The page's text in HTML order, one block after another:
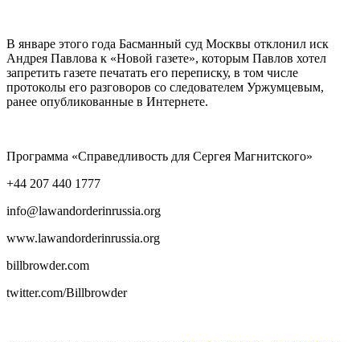
В январе этого года Басманный суд Москвы отклонил иск
Андрея Павлова к «Новой газете», которым Павлов хотел
запретить газете печатать его переписку, в том числе
протоколы его разговоров со следователем Уржумцевым,
ранее опубликованные в Интернете.
Программа «Справедливость для Сергея Магнитского»
+44 207 440 1777
info@lawandorderinrussia.org
www.lawandorderinrussia.org
billbrowder.com
twitter.com/Billbrowder